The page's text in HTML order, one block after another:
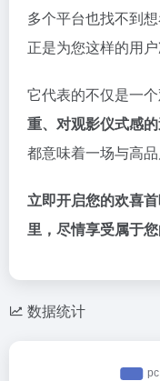
多个平台也找不到
正是为您这样的用户
它代表的不仅是一
重、对观影仪式感
都意味着一场与高品
立即开启您的欢喜
里，尽情享受属于
数据统计